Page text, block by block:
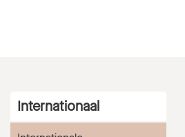
Internationaal